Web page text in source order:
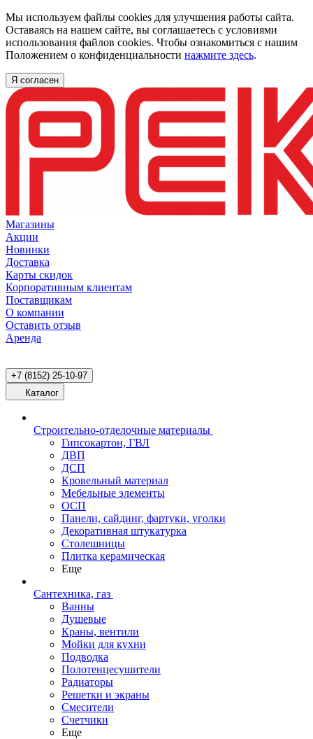
Мы используем файлы cookies для улучшения работы сайта.
Оставаясь на нашем сайте, вы соглашаетесь с условиями
использования файлов cookies. Чтобы ознакомиться с нашим
Положением о конфиденциальности нажмите здесь.
Я согласен
Магазины
Акции
Новинки
Доставка
Карты скидок
Корпоративным клиентам
Поставщикам
О компании
Оставить отзыв
Аренда
+7 (8152) 25-10-97
Каталог
Строительно-отделочные материалы
Гипсокартон, ГВЛ
ДВП
ДСП
Кровельный материал
Мебельные элементы
ОСП
Панели, сайдинг, фартуки, уголки
Декоративная штукатурка
Столешницы
Плитка керамическая
Еще
Сантехника, газ
Ванны
Душевые
Краны, вентили
Мойки для кухни
Подводка
Полотенцесушители
Радиаторы
Решетки и экраны
Смесители
Счетчики
Еще